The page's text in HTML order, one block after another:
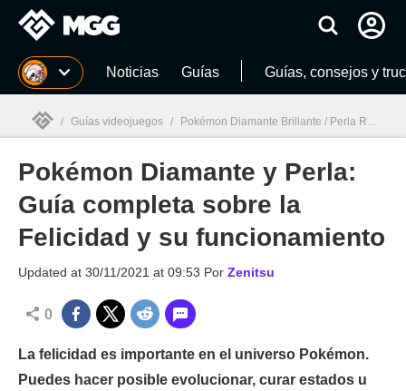
MGG Noticias Guías Guías, consejos y
MGG
/ Guías videojuegos / Pokémon Diamante Brillante / Perla Reluciente
Pokémon Diamante y Perla:
Guía completa sobre la
Felicidad y su funcionamiento
Updated at 30/11/2021 at 09:53 Por Zenitsu
0
La felicidad es importante en el universo Pokémon.
Puedes hacer posible evolucionar, curar estados u